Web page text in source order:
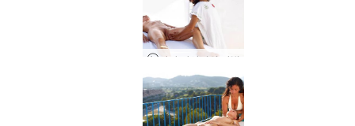
마야 마사지의 마법